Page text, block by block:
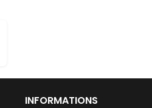
INFORMATIONS